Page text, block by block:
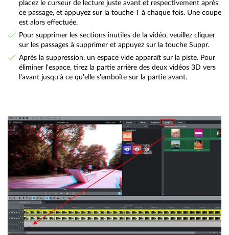
placez le curseur de lecture juste avant et respectivement après
ce passage, et appuyez sur la touche T à chaque fois. Une coupe
est alors effectuée.
Pour supprimer les sections inutiles de la vidéo, veuillez cliquer
sur les passages à supprimer et appuyez sur la touche Suppr.
Après la suppression, un espace vide apparaît sur la piste. Pour
éliminer l'espace, tirez la partie arrière des deux vidéos 3D vers
l'avant jusqu'à ce qu'elle s'emboîte sur la partie avant.